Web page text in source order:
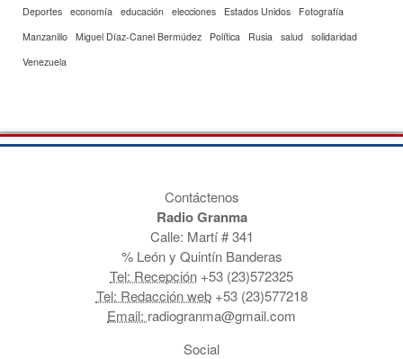
Deportes economía educación elecciones Estados Unidos
Fotografía
Manzanillo Miguel Díaz-Canel Bermúdez Política Rusia salud solidaridad
Venezuela
Contáctenos
Radio Granma
Calle: Martí # 341
% León y Quintín Banderas
Tel: Recepción +53 (23)572325
Tel: Redacción web+53 (23)577218
Email: radiogranma@gmail.com
Social